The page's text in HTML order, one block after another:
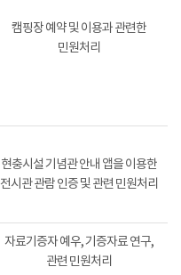
캠핑장 예약 및 이용과 관련한
민원처리
현충시설 기념관 안내 앱을 이용한
전시관 관람 인증 및 관련 민원처리
자료기증자 예우, 기증자료 연구,
관련 민원처리